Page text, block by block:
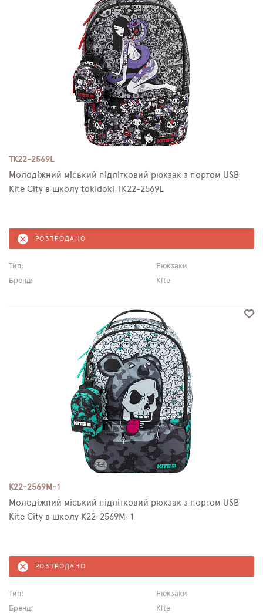
TK22-2569L
Молодіжний міський підлітковий рюкзак з портом USB
Kite City в школу tokidoki TK22-2569L
РОЗПРОДАНО
Тип:
Рюкзаки
Бренд:
Kite
K22-2569M-1
Молодіжний міський підлітковий рюкзак з портом USB
Kite City в школу K22-2569M-1
РОЗПРОДАНО
Тип:
Рюкзаки
Бренд:
Kite